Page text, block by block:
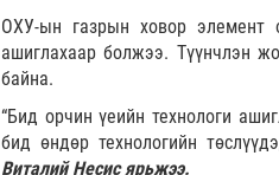
ОХУ-ын газрын ховор элемент
ашиглахаар болжээ. Түүнчлэн
байна.
“Бид орчин үеийн технологи
бид өндөр технологийн
Виталий Несис ярьжээ.